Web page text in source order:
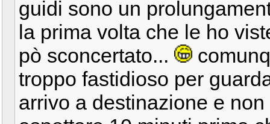
guidi sono un
la prima volta che le ho
pò sconcertato...
troppo fastidioso per
arrivo a destinazione e